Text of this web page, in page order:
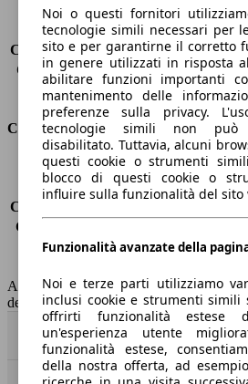
Sedili
5
Carico sul tetto
-
Capacità di traino (senza freni) -
Capacità di traino (con freni)
1600
Volume del bagagliaio
480 l
Consumi
Emissioni di CO2*
136 g/km
Consumo (urbano)
6.9 l/100km
Consumo (extra-urbano)
Consumo (combinato)*
Classe di emissione
Euro 6
AutoScout24 non si assume alcuna
dei dati.
Noi o questi fornitori
tecnologie simili necessari per
sito e per garantirne il corretto
in genere utilizzati in risposta
abilitare funzioni importanti
mantenimento delle
preferenze sulla privacy.
tecnologie simili non può
disabilitato. Tuttavia, alcuni
questi cookie o strumenti
blocco di questi cookie o
influire sulla funzionalità del sito
Funzionalità avanzate della
Noi e terze parti utilizziamo
inclusi cookie e strumenti
offrirti funzionalità
un'esperienza utente
funzionalità estese,
della nostra offerta, ad